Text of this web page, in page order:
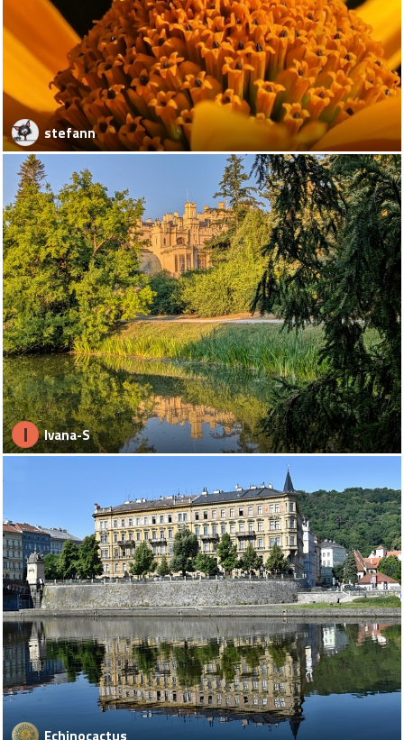
stefann
I Ivana-S
Echinocactus